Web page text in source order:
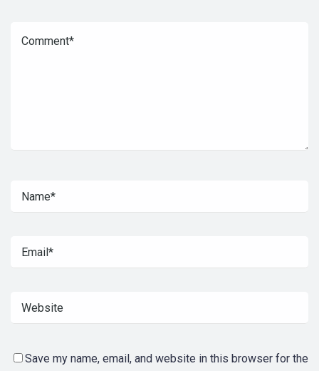
Save my name, email, and website in this browser for the